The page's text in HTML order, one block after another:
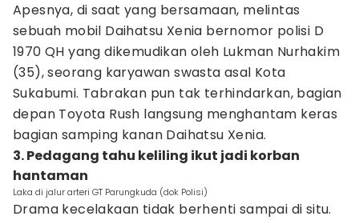
Apesnya, di saat yang bersamaan, melintas
sebuah mobil Daihatsu Xenia bernomor polisi D
1970 QH yang dikemudikan oleh Lukman Nurhakim
(35), seorang karyawan swasta asal Kota
Sukabumi. Tabrakan pun tak terhindarkan, bagian
depan Toyota Rush langsung menghantam keras
bagian samping kanan Daihatsu Xenia.
3. Pedagang tahu keliling ikut jadi korban
hantaman
Laka di jalur arteri GT Parungkuda (dok Polisi)
Drama kecelakaan tidak berhenti sampai di situ.